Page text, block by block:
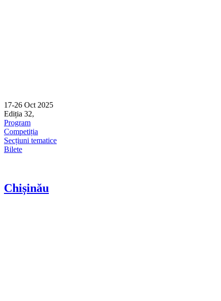
17-26 Oct 2025
Ediția 32,
Program
Competiția
Secțiuni tematice
Bilete
Chișinău